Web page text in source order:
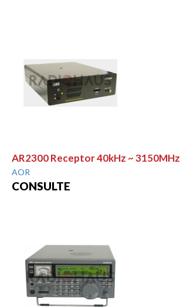
AR2300 Receptor 40kHz ~ 3150MHz
AOR
CONSULTE